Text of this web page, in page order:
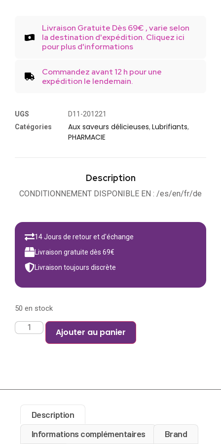
Livraison Gratuite Dès 69€ , varie selon
la destination d'expédition. Cliquez ici
pour plus d'informations
Commandez avant 12 h pour une
expédition le lendemain.
UGS
D11-201221
Catégories
Aux saveurs délicieuses, Lubrifiants,
PHARMACIE
Description
CONDITIONNEMENT DISPONIBLE EN : /es/en/fr/de
14 Jours de retour et d'échange
Livraison gratuite dès 69€
Livraison toujours discrète
50 en stock
Ajouter au panier
Description
Informations complémentaires
Brand